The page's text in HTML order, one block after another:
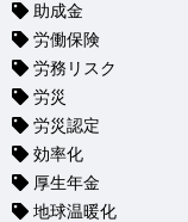
助成金
労働保険
労務リスク
労災
労災認定
効率化
厚生年金
地球温暖化